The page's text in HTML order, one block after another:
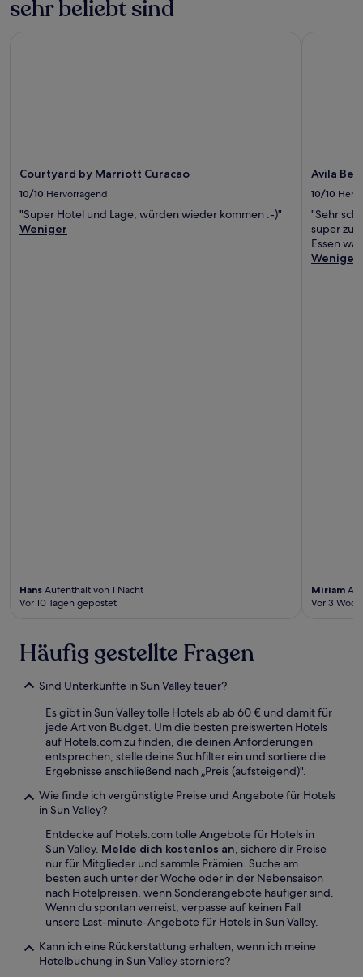
sehr beliebt sind
Courtyard by Marriott Curacao
10/10 Hervorragend
"Super Hotel und Lage, würden wieder kommen :-)"
Weniger
Hans Aufenthalt von 1 Nacht
Vor 10 Tagen gepostet
Avila
10/10
"Sehr
super
Essen
Weniger
Miriam
Vor 3
Häufig gestellte Fragen
Sind Unterkünfte in Sun Valley teuer?
Es gibt in Sun Valley tolle Hotels ab ab 60 € und damit für
jede Art von Budget. Um die besten preiswerten Hotels
auf Hotels.com zu finden, die deinen Anforderungen
entsprechen, stelle deine Suchfilter ein und sortiere die
Ergebnisse anschließend nach „Preis (aufsteigend)".
Wie finde ich vergünstigte Preise und Angebote für Hotels
in Sun Valley?
Entdecke auf Hotels.com tolle Angebote für Hotels in
Sun Valley. Melde dich kostenlos an, sichere dir Preise
nur für Mitglieder und sammle Prämien. Suche am
besten auch unter der Woche oder in der Nebensaison
nach Hotelpreisen, wenn Sonderangebote häufiger sind.
Wenn du spontan verreist, verpasse auf keinen Fall
unsere Last-minute-Angebote für Hotels in Sun Valley.
Kann ich eine Rückerstattung erhalten, wenn ich meine
Hotelbuchung in Sun Valley storniere?